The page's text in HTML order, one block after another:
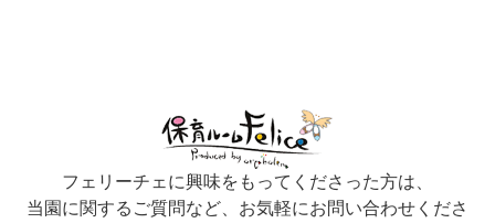
フェリーチェに興味をもってくださった方は、
当園に関するご質問など、お気軽にお問い合わせくださ